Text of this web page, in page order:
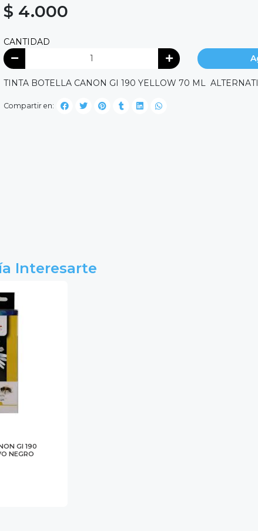
$ 4.000
CANTIDAD
TINTA BOTELLA CANON GI 190 YELLOW 70 ML
Compartir en:
Interesarte
GI 190
NEGRO